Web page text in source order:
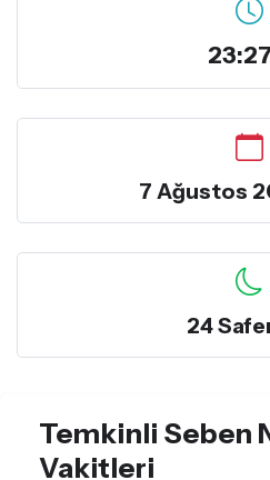
7 Ağustos
24
Temkinli Seben
Vakitleri